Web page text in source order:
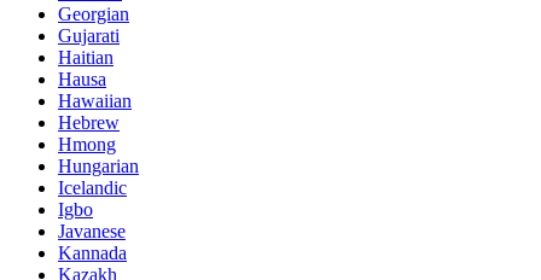
Georgian
Gujarati
Haitian
Hausa
Hawaiian
Hebrew
Hmong
Hungarian
Icelandic
Igbo
Javanese
Kannada
Kazakh